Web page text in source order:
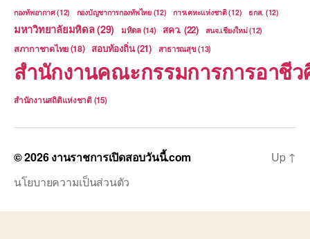
กองทัพอากาศ(12) กองบัญชาการกองทัพไทย(12) การเคหะแห่งชาติ(12) ธกส. (12)
มหาวิทยาลัยมหิดล(29) มหิดล(14) สคว. (22) สนจ.เชียงใหม่(12)
สภากาชาดไทย(18) สอบท้องถิ่น(21) สาธารณสุข (13)
สำนักงานคณะกรรมการการอาชี
สำนักงานสถิติแห่งชาติ(15)
© 2026งานราชการเปิดสอบวันนี้.com
นโยบายความเป็นส่วนตัว
Up ↑